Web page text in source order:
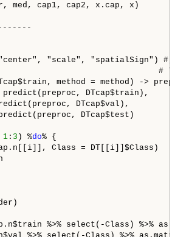
med, cap1, cap2, x.cap, x)
"scale", "spatialSign") #,
method = method) ->
DTcap$train),
DTcap$val),
DTcap$test)
1 : 3 ) %do% {
Class = DT[[i]]$Class)
%>% select(-Class) %>%